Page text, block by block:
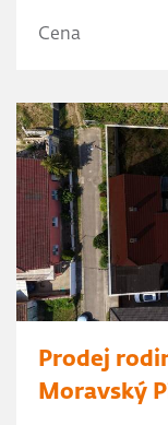
Cena
Prodej
Moravský